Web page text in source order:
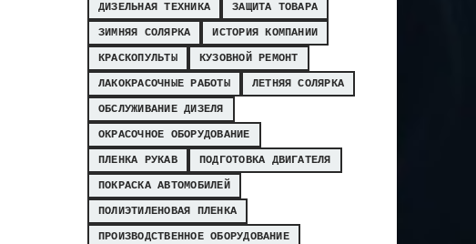
ДИЗЕЛЬНАЯ ТЕХНИКА
ЗАЩИТА ТОВАРА
ЗИМНЯЯ СОЛЯРКА
ИСТОРИЯ КОМПАНИИ
КРАСКОПУЛЬТЫ
КУЗОВНОЙ РЕМОНТ
ЛАКОКРАСОЧНЫЕ РАБОТЫ
ЛЕТНЯЯ СОЛЯРКА
ОБСЛУЖИВАНИЕ ДИЗЕЛЯ
ОКРАСОЧНОЕ ОБОРУДОВАНИЕ
ПЛЕНКА РУКАВ
ПОДГОТОВКА ДВИГАТЕЛЯ
ПОКРАСКА АВТОМОБИЛЕЙ
ПОЛИЭТИЛЕНОВАЯ ПЛЕНКА
ПРОИЗВОДСТВЕННОЕ ОБОРУДОВАНИЕ